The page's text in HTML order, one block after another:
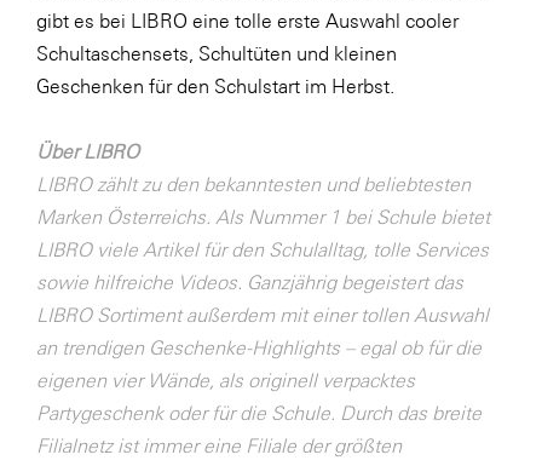
Libro
Lidl Österreich
Die Menü-Manufaktur
MTH Retail Group
OMV
PAGRO
PHH Rechtsanwält:innen
Salesforce
gibt es bei LIBRO eine tolle erste Auswahl cooler
Schultaschensets, Schultüten und kleinen
Geschenken für den Schulstart im Herbst.
Über LIBRO
LIBRO zählt zu den bekanntesten und beliebtesten
Marken Österreichs. Als Nummer 1 bei Schule bietet
LIBRO viele Artikel für den Schulalltag, tolle Services
sowie hilfreiche Videos. Ganzjährig begeistert das
LIBRO Sortiment außerdem mit einer tollen Auswahl
an trendigen Geschenke-Highlights – egal ob für die
eigenen vier Wände, als originell verpacktes
Partygeschenk oder für die Schule. Durch das breite
Filialnetz ist immer eine Filiale der größten